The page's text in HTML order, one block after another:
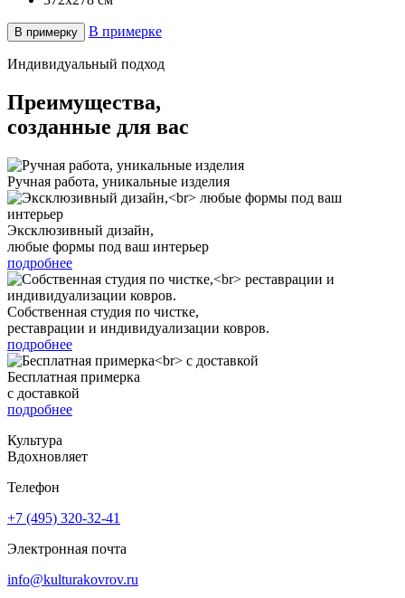
В примерку В примерке
Индивидуальный подход
Преимущества,
созданные для вас
Ручная работа, уникальные изделия
Эксклюзивный дизайн,
любые формы под ваш интерьер
подробнее
Собственная студия по чистке,
реставрации и индивидуализации ковров.
подробнее
Бесплатная примерка
с доставкой
подробнее
Культура
Вдохновляет
Телефон
+7 (495) 320-32-41
Электронная почта
info@kulturakovrov.ru